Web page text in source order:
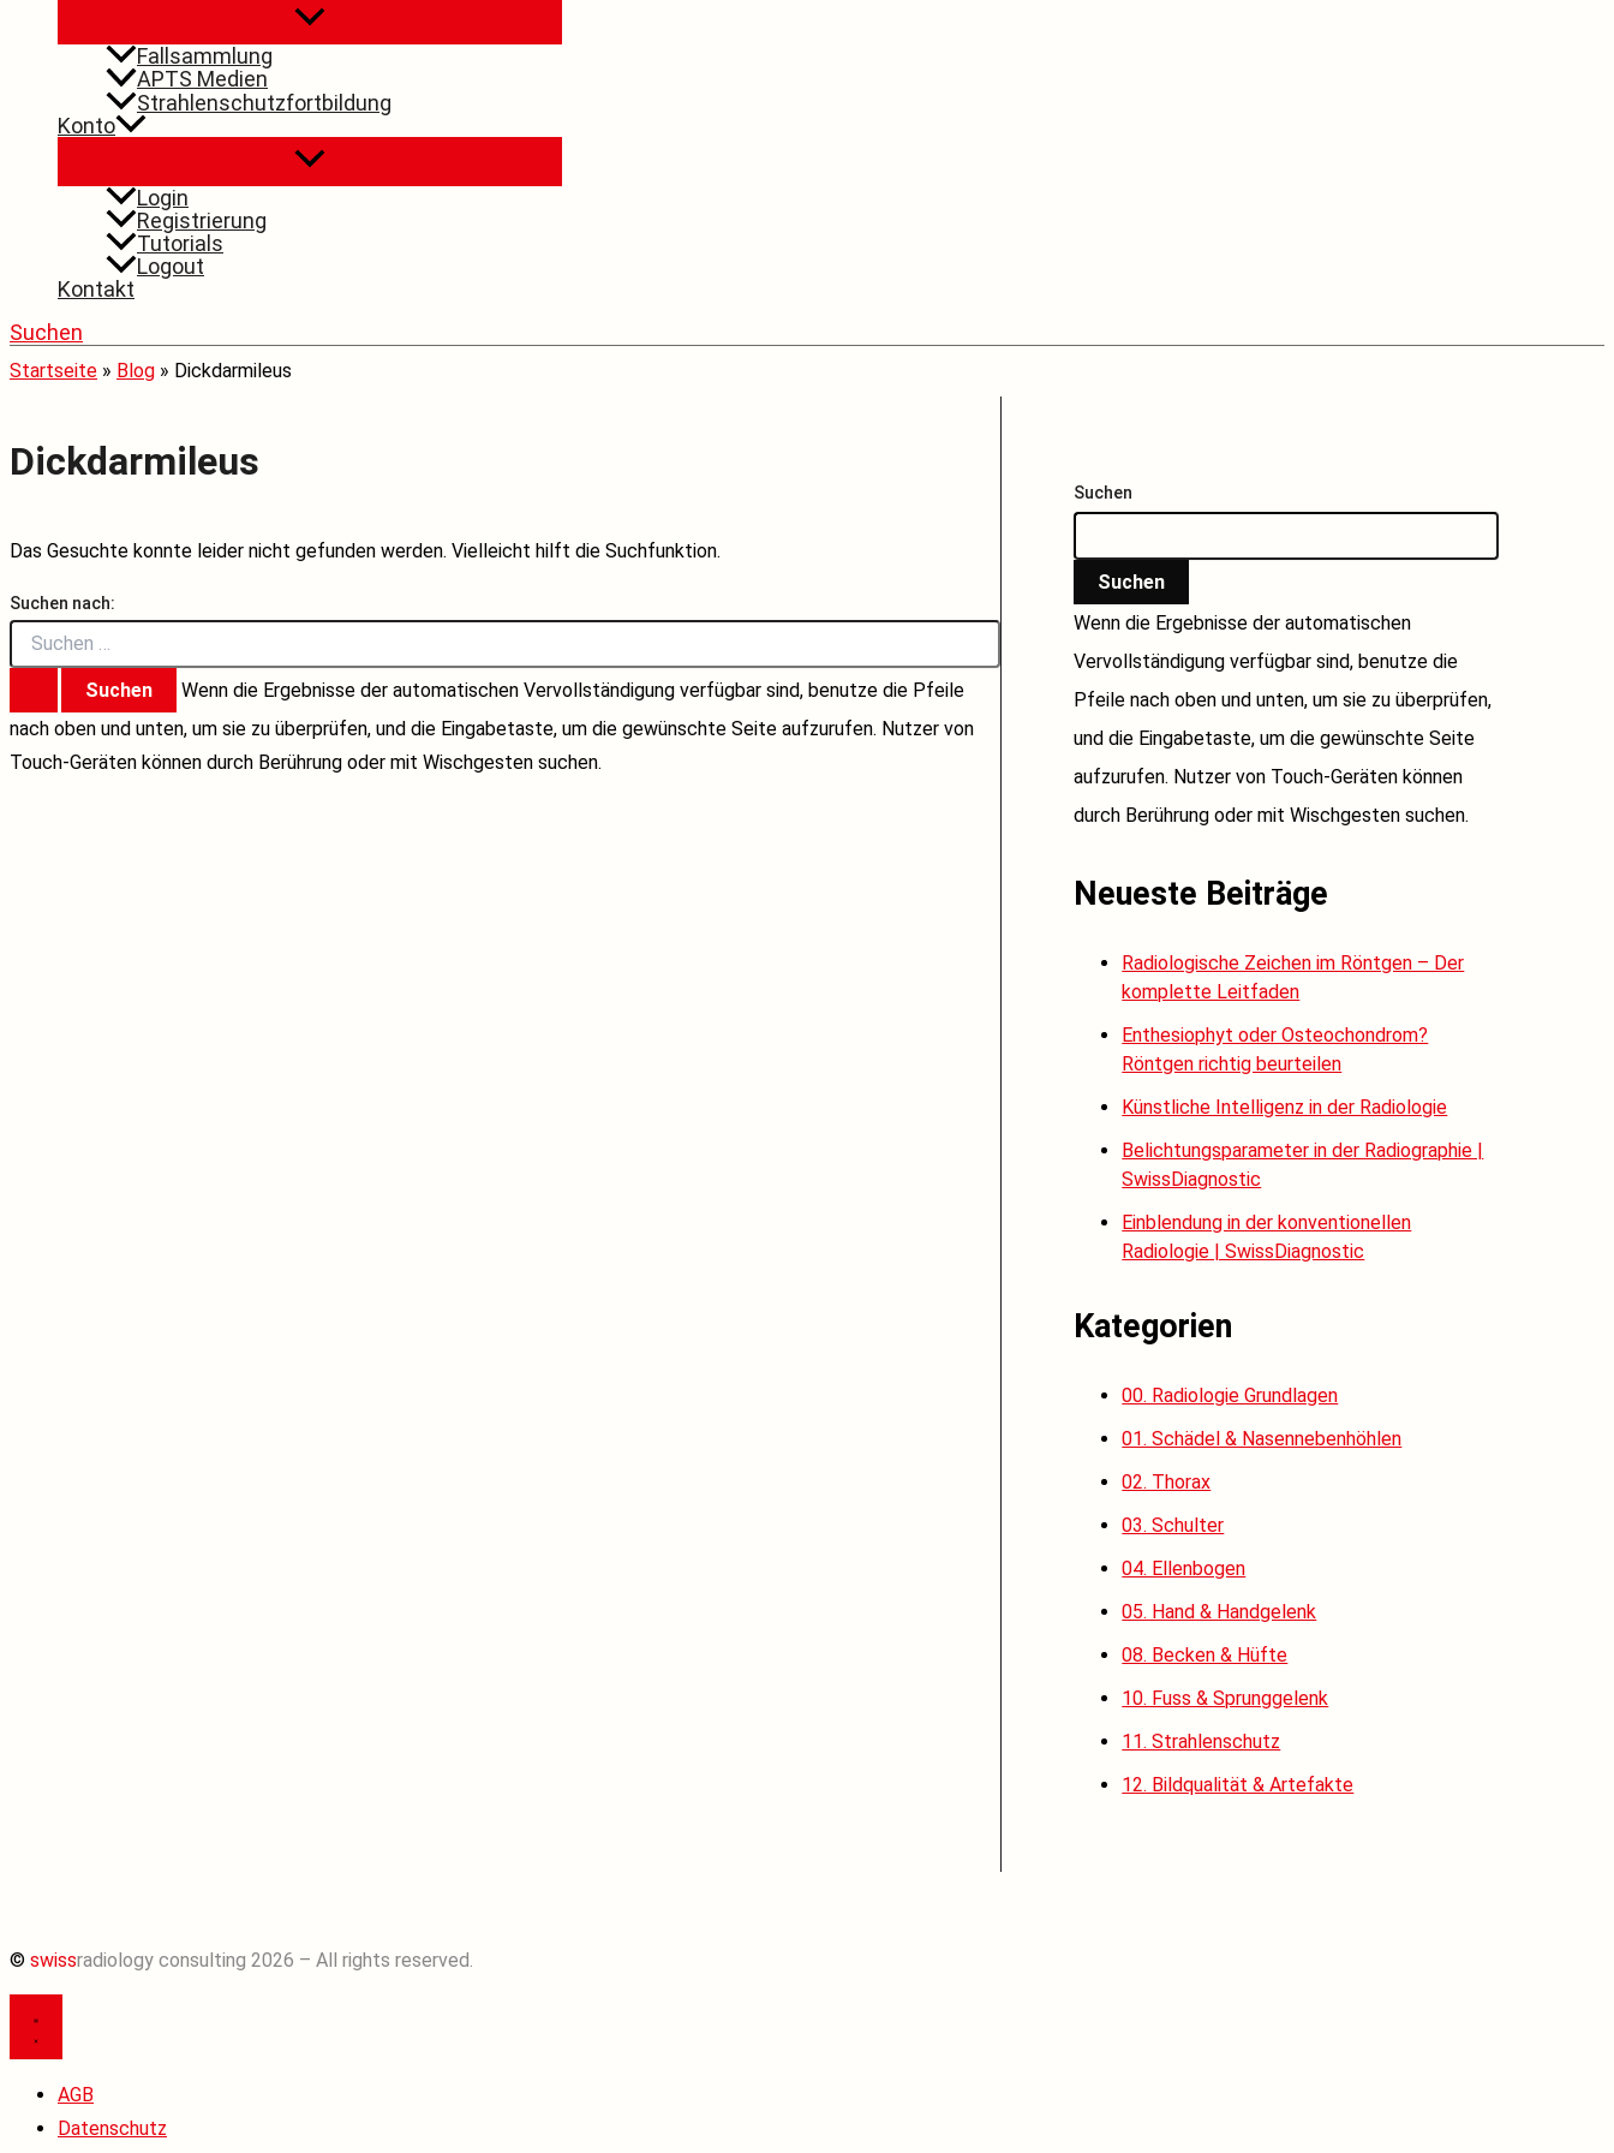
Fallsammlung
APTS Medien
Strahlenschutzfortbildung
Konto
Login
Registrierung
Tutorials
Logout
Kontakt
Suchen
Startseite » Blog » Dickdarmileus
Dickdarmileus
Das Gesuchte konnte leider nicht gefunden werden. Vielleicht hilft die Suchfunktion.
Suchen nach:
Wenn die Ergebnisse der automatischen Vervollständigung verfügbar sind, benutze die Pfeile
nach oben und unten, um sie zu überprüfen, und die Eingabetaste, um die gewünschte Seite aufzurufen. Nutzer von
Touch-Geräten können durch Berührung oder mit Wischgesten suchen.
Suchen
Suchen
Wenn die Ergebnisse der automatischen
Vervollständigung verfügbar sind, benutze die
Pfeile nach oben und unten, um sie zu überprüfen,
und die Eingabetaste, um die gewünschte Seite
aufzurufen. Nutzer von Touch-Geräten können
durch Berührung oder mit Wischgesten suchen.
Neueste Beiträge
Radiologische Zeichen im Röntgen – Der
komplette Leitfaden
Enthesiophyt oder Osteochondrom?
Röntgen richtig beurteilen
Künstliche Intelligenz in der Radiologie
Belichtungsparameter in der Radiographie |
SwissDiagnostic
Einblendung in der konventionellen
Radiologie | SwissDiagnostic
Kategorien
00. Radiologie Grundlagen
01. Schädel & Nasennebenhöhlen
02. Thorax
03. Schulter
04. Ellenbogen
05. Hand & Handgelenk
08. Becken & Hüfte
10. Fuss & Sprunggelenk
11. Strahlenschutz
12. Bildqualität & Artefakte
© swissradiology consulting 2026 – All rights reserved.
AGB
Datenschutz